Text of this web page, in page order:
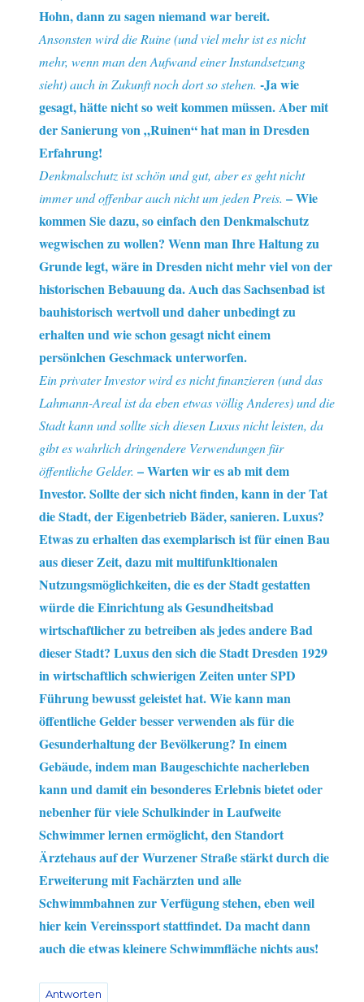
Hohn, dann zu sagen niemand war bereit.
Ansonsten wird die Ruine (und viel mehr ist es nicht
mehr, wenn man den Aufwand einer Instandsetzung
sieht) auch in Zukunft noch dort so stehen. -Ja wie
gesagt, hätte nicht so weit kommen müssen. Aber mit
der Sanierung von „Ruinen“ hat man in Dresden
Erfahrung!
Denkmalschutz ist schön und gut, aber es geht nicht
immer und offenbar auch nicht um jeden Preis.– Wie
kommen Sie dazu, so einfach den Denkmalschutz
wegwischen zu wollen? Wenn man Ihre Haltung zu
Grunde legt, wäre in Dresden nicht mehr viel von der
historischen Bebauung da. Auch das Sachsenbad ist
bauhistorisch wertvoll und daher unbedingt zu
erhalten und wie schon gesagt nicht einem
persönlchen Geschmack unterworfen.
Ein privater Investor wird es nicht finanzieren (und das
Lahmann-Areal ist da eben etwas völlig Anderes) und die
Stadt kann und sollte sich diesen Luxus nicht leisten, da
gibt es wahrlich dringendere Verwendungen für
öffentliche Gelder. – Warten wir es ab mit dem
Investor. Sollte der sich nicht finden, kann in der Tat
die Stadt, der Eigenbetrieb Bäder, sanieren. Luxus?
Etwas zu erhalten das exemplarisch ist für einen Bau
aus dieser Zeit, dazu mit multifunkltionalen
Nutzungsmöglichkeiten, die es der Stadt gestatten
würde die Einrichtung als Gesundheitsbad
wirtschaftlicher zu betreiben als jedes andere Bad
dieser Stadt? Luxus den sich die Stadt Dresden 1929
in wirtschaftlich schwierigen Zeiten unter SPD
Führung bewusst geleistet hat. Wie kann man
öffentliche Gelder besser verwenden als für die
Gesunderhaltung der Bevölkerung? In einem
Gebäude, indem man Baugeschichte nacherleben
kann und damit ein besonderes Erlebnis bietet oder
nebenher für viele Schulkinder in Laufweite
Schwimmer lernen ermöglicht, den Standort
Ärztehaus auf der Wurzener Straße stärkt durch die
Erweiterung mit Fachärzten und alle
Schwimmbahnen zur Verfügung stehen, eben weil
hier kein Vereinssport stattfindet. Da macht dann
auch die etwas kleinere Schwimmfläche nichts aus!
Antworten